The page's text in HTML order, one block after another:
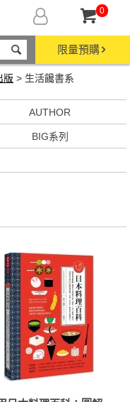
0
限量預購
版 > 生活饞書系
AUTHOR
BIG系列